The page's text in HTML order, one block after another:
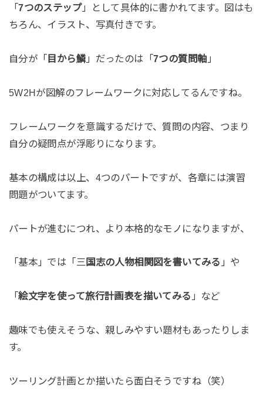
「7つのステップ」として具体的に書かれてます。図はも
ちろん、イラスト、写真付きです。
自分が「 目から鱗 」だったのは「7つの質問軸 」
5W2Hが図解のフレームワークに対応してるんですね。
フレームワークを意識するだけで、質問の内容、つまり
自分の疑問点が浮彫りになります。
基本の構成は以上、4つのパートですが、各章には演習
問題がついてます。
パートが進むにつれ、より本格的なモノになりますが、
「基本」では「三 国志の人物相関図を書いてみる 」や
「絵文字を使って旅行計画表を描いてみる 」など
趣味でも使えそうな、親しみやすい題材もあったりしま
す。
ツーリング計画とか描いたら面白そうですね（笑）